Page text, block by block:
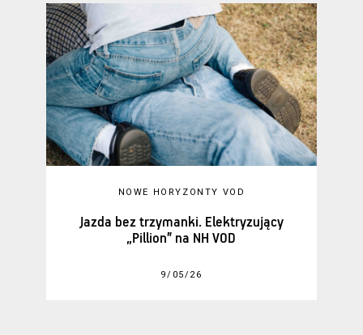
NOWE HORYZONTY VOD
Jazda bez trzymanki. Elektryzujący
„Pillion” na NH VOD
9/05/26